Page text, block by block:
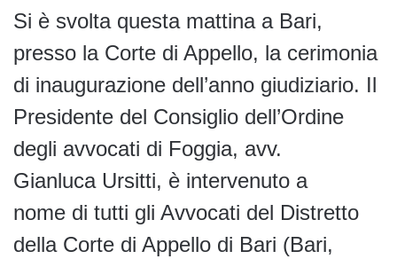
Si è svolta questa mattina a Bari,
presso la Corte di Appello, la cerimonia
di inaugurazione dell’anno giudiziario. Il
Presidente del Consiglio dell’Ordine
degli avvocati di Foggia, avv.
Gianluca Ursitti, è intervenuto a
nome di tutti gli Avvocati del Distretto
della Corte di Appello di Bari (Bari,